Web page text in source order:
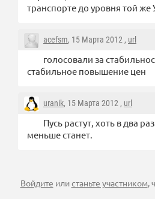
транспорте до уровня той же
acefsm, 15 Марта 2012 , url
голосовали за
стабильное повышение цен
uranik, 15 Марта 2012 , url
Пусь растут, хоть в два
меньше станет.
Войдите илистаньте участником,